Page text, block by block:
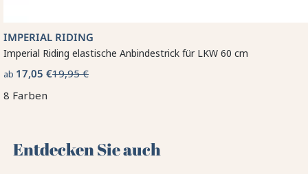
IMPERIAL RIDING
Imperial Riding elastische Anbindestrick für LKW 60 cm
ab 17,05 €19,95 €
8 Farben
Entdecken Sie auch 🌻